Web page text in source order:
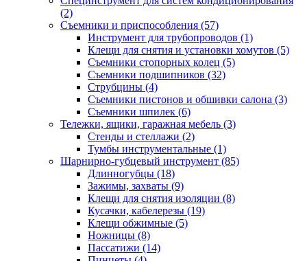
(2)
Съемники и приспособления (57)
Инструмент для трубопроводов (1)
Клещи для снятия и установки хомутов (5)
Съемники стопорных колец (5)
Съемники подшипников (32)
Струбцины (4)
Съемники пистонов и обшивки салона (3)
Съемники шпилек (6)
Тележки, ящики, гаражная мебель (3)
Cтенды и стеллажи (2)
Тумбы инструментальные (1)
Шарнирно-губцевый инструмент (85)
Длинногубцы (18)
Зажимы, захваты (9)
Клещи для снятия изоляции (8)
Кусачки, кабелерезы (19)
Клещи обжимные (5)
Ножницы (8)
Пассатижи (14)